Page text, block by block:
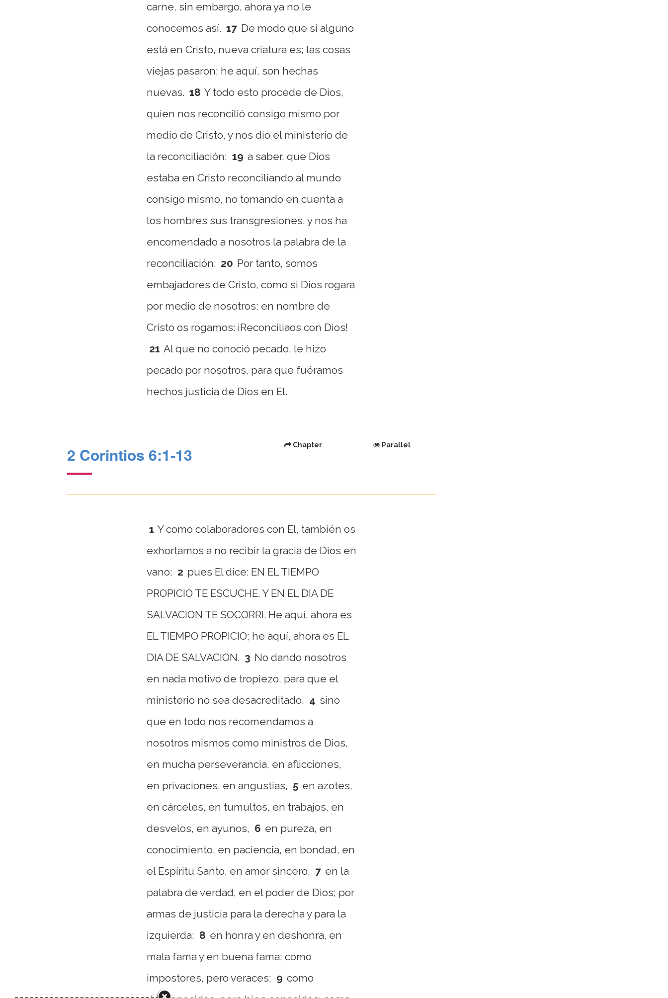
carne, sin embargo, ahora ya no le
conocemos así. 17 De modo que si alguno
está en Cristo, nueva criatura es; las cosas
viejas pasaron; he aquí, son hechas
nuevas. 18 Y todo esto procede de Dios,
quien nos reconcilió consigo mismo por
medio de Cristo, y nos dio el ministerio de
la reconciliación; 19 a saber, que Dios
estaba en Cristo reconciliando al mundo
consigo mismo, no tomando en cuenta a
los hombres sus transgresiones, y nos ha
encomendado a nosotros la palabra de la
reconciliación. 20 Por tanto, somos
embajadores de Cristo, como si Dios rogara
por medio de nosotros; en nombre de
Cristo os rogamos: ¡Reconciliaos con Dios!
21 Al que no conoció pecado, le hizo
pecado por nosotros, para que fuéramos
hechos justicia de Dios en El.
2 Corintios 6:1-13 Chapter Parallel
1 Y como colaboradores con El, también os
exhortamos a no recibir la gracia de Dios en
vano; 2 pues El dice: EN EL TIEMPO
PROPICIO TE ESCUCHE, Y EN EL DIA DE
SALVACION TE SOCORRI. He aquí, ahora es
EL TIEMPO PROPICIO; he aquí, ahora es EL
DIA DE SALVACION. 3 No dando nosotros
en nada motivo de tropiezo, para que el
ministerio no sea desacreditado, 4 sino
que en todo nos recomendamos a
nosotros mismos como ministros de Dios,
en mucha perseverancia, en aflicciones,
en privaciones, en angustias, 5 en azotes,
en cárceles, en tumultos, en trabajos, en
desvelos, en ayunos, 6 en pureza, en
conocimiento, en paciencia, en bondad, en
el Espíritu Santo, en amor sincero, 7 en la
palabra de verdad, en el poder de Dios; por
armas de justicia para la derecha y para la
izquierda; 8 en honra y en deshonra, en
mala fama y en buena fama; como
impostores, pero veraces; 9 como